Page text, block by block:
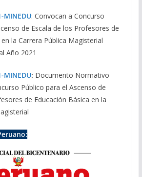
MINEDU: Convocan a Concurso
de Escala de los Profesores de
la Carrera Pública Magisterial
Año 2021
MINEDU: Documento Normativo
Público para el Ascenso de
de Educación Básica en la